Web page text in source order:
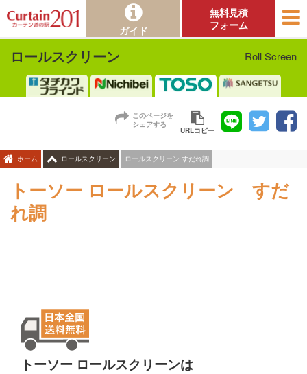
ガイド
無料見積
フォーム
ロールスクリーン Roll Screen
このページを
シェアする
URLコピー
ホーム ロールスクリーン ロールスクリーン すだれ調
トーソー ロールスクリーン すだ
れ調
トーソー ロールスクリーンは